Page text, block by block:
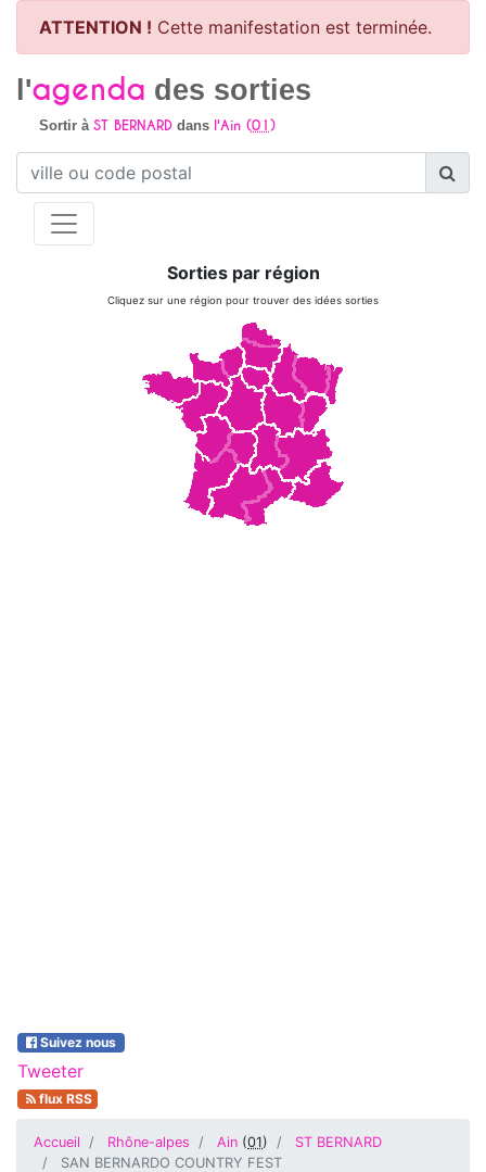
ATTENTION ! Cette manifestation est terminée.
l'agenda des sorties
Sortir à ST BERNARDdans l'Ain (01)
Sorties par région
Cliquez sur une région pour trouver des idées sorties
Suivez nous
Tweeter
flux RSS
Accueil Rhône-alpes Ain (01)
ST BERNARD
SAN BERNARDO COUNTRY FEST